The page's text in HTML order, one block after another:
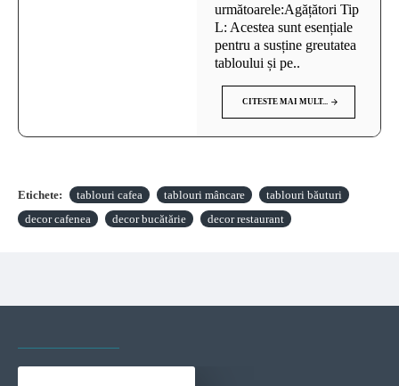
următoarele:Agățători Tip
L: Acestea sunt esențiale
pentru a susține greutatea
tabloului și pe..
CITESTE MAI MULT...
Etichete: tablouri cafea tablouri mâncare
tablouri băuturi
decor cafenea
decor bucătărie decor restaurant